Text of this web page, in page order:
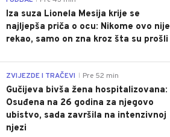
Iza suza Lionela Mesija krije se
najljepša priča o ocu: Nikome ovo nije
rekao, samo on zna kroz šta su prošli
ZVIJEZDE I TRAČEVI Pre 52 min
Gučijeva bivša žena hospitalizovana:
Osuđena na 26 godina za njegovo
ubistvo, sada završila na intenzivnoj
njezi